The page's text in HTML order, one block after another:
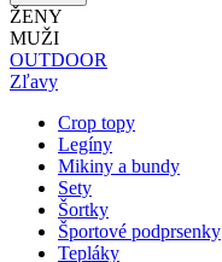
ŽENY
MUŽI
OUTDOOR
Zľavy
Crop topy
Legíny
Mikiny a bundy
Sety
Šortky
Športové podprsenky
Tepláky